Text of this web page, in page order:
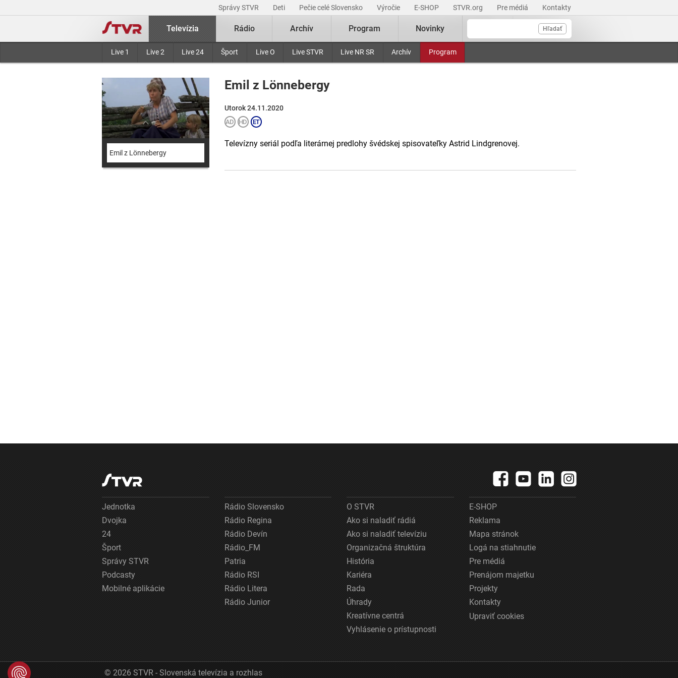
Správy STVR Deti Pečie celé Slovensko Výročie E-SHOP STVR.org Pre médiá Kontakty
Hľadať
Televízia
Live 1 Live 2 Live 24 Šport Live O Live STVR Live NR SR Archív Program
Rádio Archív Program Novinky
Emil z Lönnebergy
Emil z Lönnebergy
Utorok 24.11.2020
Televízny seriál podľa literárnej predlohy švédskej spisovateľky Astrid Lindgrenovej.
Jednotka
Dvojka
24
Šport
Správy STVR
Podcasty
Mobilné aplikácie
Rádio Slovensko
Rádio Regina
Rádio Devín
Rádio_FM
Patria
Rádio RSI
Rádio Litera
Rádio Junior
O STVR
Ako si naladiť rádiá
Ako si naladiť televíziu
Organizačná štruktúra
História
Kariéra
Rada
Úhrady
Kreatívne centrá
Vyhlásenie o prístupnosti
E-SHOP
Reklama
Mapa stránok
Logá na stiahnutie
Pre médiá
Prenájom majetku
Projekty
Kontakty
Upraviť cookies
© 2026 STVR - Slovenská televízia a rozhlas